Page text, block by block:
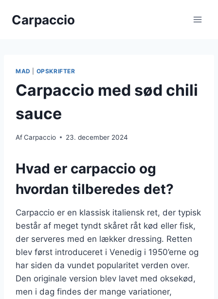
Carpaccio
MAD OPSKRIFTER
Carpaccio med sød chili
sauce
AfCarpaccio 23. december 2024
Hvad er carpaccio og
hvordan tilberedes det?
Carpaccio er en klassisk italiensk ret, der typisk
består af meget tyndt skåret råt kød eller fisk,
der serveres med en lækker dressing. Retten
blev først introduceret i Venedig i 1950’erne og
har siden da vundet popularitet verden over.
Den originale version blev lavet med oksekød,
men i dag findes der mange variationer,